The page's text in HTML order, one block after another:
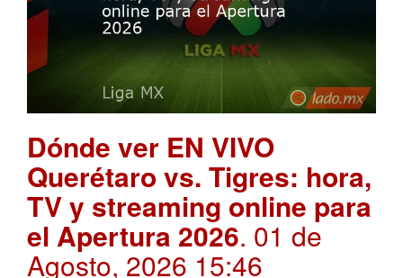
Dónde ver EN VIVO
Querétaro vs. Tigres: hora,
TV y streaming online para
el Apertura 2026. 01 de
Agosto, 2026 15:46